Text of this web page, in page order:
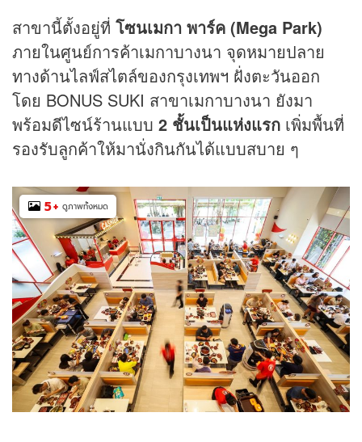
สาขานี้ตั้งอยู่ที่ โซนเมกา พาร์ค (Mega Park)
ภายในศูนย์การค้าเมกาบางนา จุดหมายปลาย
ทางด้านไลฟ์สไตล์ของกรุงเทพฯ ฝั่งตะวันออก
โดย BONUS SUKI สาขาเมกาบางนา ยังมา
พร้อมดีไซน์ร้านแบบ 2 ชั้นเป็นแห่งแรก เพิ่มพื้นที่
รองรับลูกค้าให้มานั่งกินกันได้แบบสบาย ๆ
5+ ดูภาพทั้งหมด